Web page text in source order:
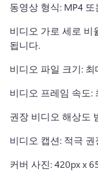
동영상 형식: MP4
비디오 가로 세로 비
됩니다.
비디오 파일 크기: 최
비디오 프레임 속도:
권장 비디오 해상도
비디오 캡션: 적극 권
커버 사진: 420px x